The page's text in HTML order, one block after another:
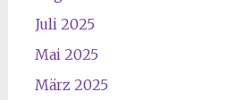
Juli 2025
Mai 2025
März 2025